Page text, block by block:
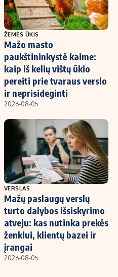
ŽEMĖS ŪKIS
Mažo masto
paukštininkystė kaime:
kaip iš kelių vištų ūkio
pereiti prie tvaraus verslo
ir neprisideginti
2026-08-05
VERSLAS
Mažų paslaugų verslų
turto dalybos išsiskyrimo
atveju: kas nutinka prekės
ženklui, klientų bazei ir
įrangai
2026-08-05